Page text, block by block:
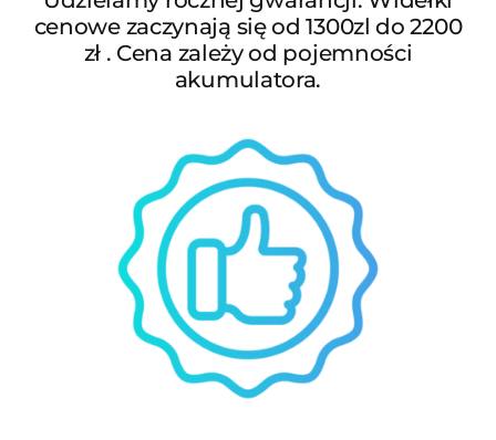
cenowe zaczynają się od 1300zl do 2200
zł . Cena zależy od pojemności
akumulatora.